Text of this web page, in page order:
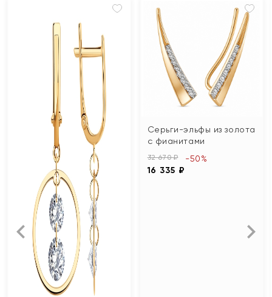
Серьги-эльфы из золота
с фианитами
32 670 ₽
16 335 ₽
-50%